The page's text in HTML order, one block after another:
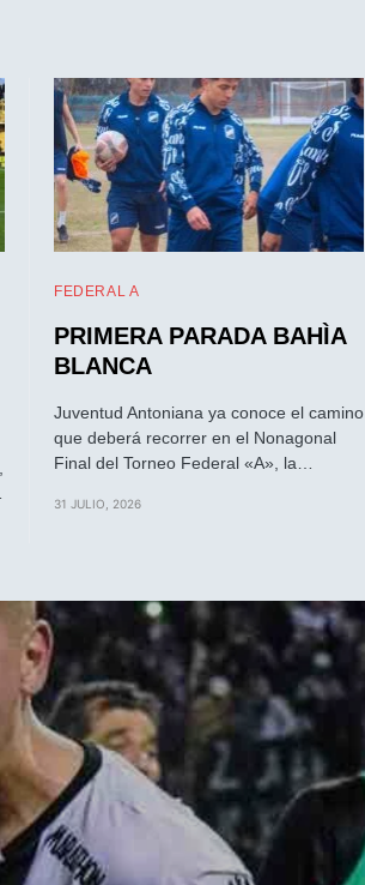
FEDERAL A
PRIMERA PARADA BAHÌA
BLANCA
Juventud Antoniana ya conoce el camino
que deberá recorrer en el Nonagonal
Final del Torneo Federal «A», la…
31 JULIO, 2026